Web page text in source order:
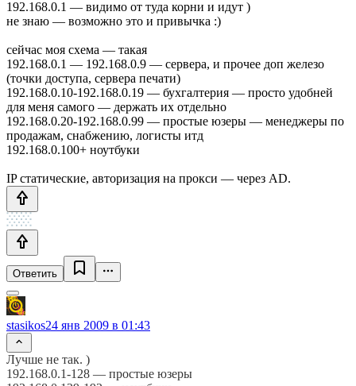
192.168.0.1 — видимо от туда корни и идут )
не знаю — возможно это и привычка :)
сейчас моя схема — такая
192.168.0.1 — 192.168.0.9 — сервера, и прочее доп железо
(точки доступа, сервера печати)
192.168.0.10-192.168.0.19 — бухгалтерия — просто удобней
для меня самого — держать их отдельно
192.168.0.20-192.168.0.99 — простые юзеры — менеджеры по
продажам, снабжению, логисты итд
192.168.0.100+ ноутбуки
IP статические, авторизация на прокси — через AD.
Ответить
stasikos24 янв 2009 в 01:43
Лучше не так. )
192.168.0.1-128 — простые юзеры